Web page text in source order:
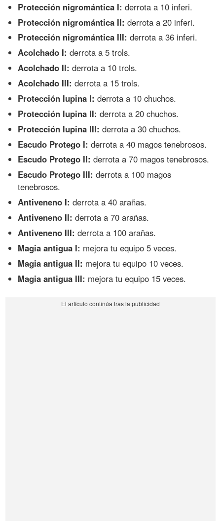
Protección nigromántica I: derrota a 10 inferi.
Protección nigromántica II: derrota a 20 inferi.
Protección nigromántica III: derrota a 36 inferi.
Acolchado I: derrota a 5 trols.
Acolchado II: derrota a 10 trols.
Acolchado III: derrota a 15 trols.
Protección lupina I: derrota a 10 chuchos.
Protección lupina II: derrota a 20 chuchos.
Protección lupina III: derrota a 30 chuchos.
Escudo Protego I: derrota a 40 magos tenebrosos.
Escudo Protego II: derrota a 70 magos tenebrosos.
Escudo Protego III: derrota a 100 magos
tenebrosos.
Antiveneno I: derrota a 40 arañas.
Antiveneno II: derrota a 70 arañas.
Antiveneno III: derrota a 100 arañas.
Magia antigua I: mejora tu equipo 5 veces.
Magia antigua II: mejora tu equipo 10 veces.
Magia antigua III: mejora tu equipo 15 veces.